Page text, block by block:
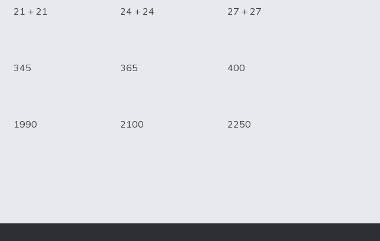
21 + 21 24 + 24 27 + 27
345 365 400
1990 2100 2250